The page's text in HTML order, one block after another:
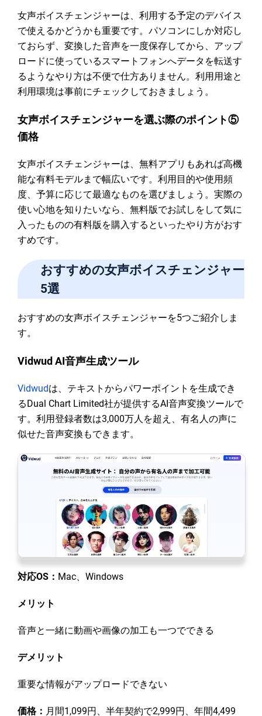
女声ボイスチェンジャーは、利用する予定のデバイス
で使えるかどうかも重要です。パソコンにしか対応し
ておらず、変換した音声を一度保存してから、アップ
ロードに使っているスマートフォンへデータを転送す
るようなやり方は不便で仕方ありません。利用用途と
利用環境は事前にチェックしておきましょう。
女声ボイスチェンジャーを選ぶ際のポイント⑤
価格
女声ボイスチェンジャーは、無料アプリもあれば高機
能な有料モデルまで幅広いです。利用目的や使用頻
度、予算に応じて最適なものを選びましょう。実際の
使い心地を知りたいなら、無料版でお試しをして気に
入ったものの有料版を購入するといったやり方がおす
すめです。
おすすめの女声ボイスチェンジャー
5選
おすすめの女声ボイスチェンジャーを5つご紹介しま
す。
Vidwud AI音声生成ツール
Vidwudは、テキストからパワーポイントを生成でき
るDual Chart Limited社が提供するAI音声変換ツールで
す。利用登録者数は3,000万人を超え、有名人の声に
似せた音声変換もできます。
対応OS： Mac、Windows
メリット
音声と一緒に動画や画像の加工も一つでできる
デメリット
重要な情報がアップロードできない
価格： 月間1,099円、半年契約で2,999円、年間4,499